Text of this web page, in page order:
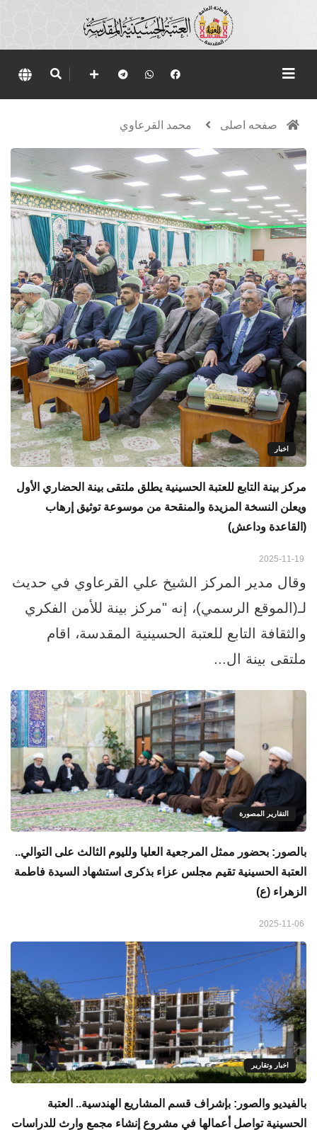
صفحه اصلی محمد القرعاوي
اخبار
مركز بينة التابع للعتبة الحسينية يطلق ملتقى بينة الحضاري الأول
ويعلن النسخة المزيدة والمنقحة من موسوعة توثيق إرهاب
(القاعدة وداعش)
وقال مدير المركز الشيخ علي القرعاوي في حديث
لـ(الموقع الرسمي)، إنه "مركز بينة للأمن الفكري
والثقافة التابع للعتبة الحسينية المقدسة، اقام
ملتقى بينة ال...
التقارير المصورة
بالصور: بحضور ممثل المرجعية العليا ولليوم الثالث على التوالي..
العتبة الحسينية تقيم مجلس عزاء بذكرى استشهاد السيدة فاطمة
الزهراء (ع)
اخبار وتقارير
بالفيديو والصور: بإشراف قسم المشاريع الهندسية.. العتبة
الحسينية تواصل أعمالها في مشروع إنشاء مجمع وارث للدراسات